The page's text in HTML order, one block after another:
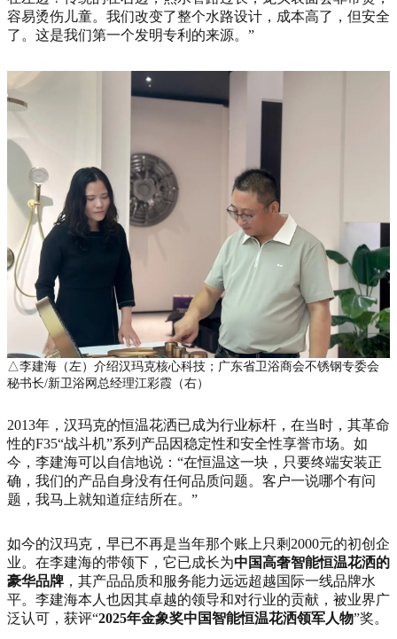
容易烫伤儿童。我们改变了整个水路设计，成本高了，但安全
了。这是我们第一个发明专利的来源。”
△李建海（左）介绍汉玛克核心科技；广东省卫浴商会不锈钢专委会
秘书长/新卫浴网总经理江彩霞（右）
2013年，汉玛克的恒温花洒已成为行业标杆，在当时，其革命
性的F35“战斗机”系列产品因稳定性和安全性享誉市场。如
今，李建海可以自信地说：“在恒温这一块，只要终端安装正
确，我们的产品自身没有任何品质问题。客户一说哪个有问
题，我马上就知道症结所在。”
如今的汉玛克，早已不再是当年那个账上只剩2000元的初创企
业。在李建海的带领下，它已成长为中国高奢智能恒温花洒的
豪华品牌 ，其产品品质和服务能力远远超越国际一线品牌水
平。李建海本人也因其卓越的领导和对行业的贡献，被业界广
泛认可，获评“2025年金象奖中国智能恒温花洒领军人物”奖。